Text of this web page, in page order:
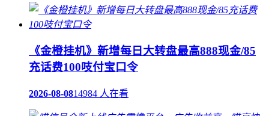
《金橙挂机》新增每日大转盘最高888现金/85
充话费100吱付宝口令
2026-08-0814984 人在看